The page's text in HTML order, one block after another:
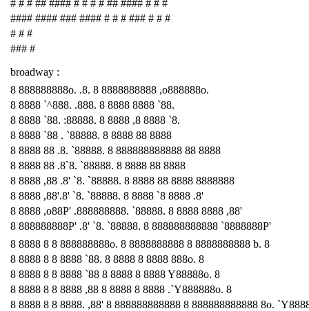
# # # ## #### # # # # ## #### # # #
#### #### ### #### # # # ### # # #
# # #
### #
broadway :
8 888888888o. .8. 8 8888888888 ,o888888o.
8 8888 `^888. .888. 8 8888 8888 `88.
8 8888 `88. :88888. 8 8888 ,8 8888 `8.
8 8888 `88 . `88888. 8 8888 88 8888
8 8888 88 .8. `88888. 8 888888888888 88 8888
8 8888 88 .8`8. `88888. 8 8888 88 8888
8 8888 ,88 .8' `8. `88888. 8 8888 88 8888 8888888
8 8888 ,88'.8' `8. `88888. 8 8888 `8 8888 .8'
8 8888 ,o88P' .888888888. `88888. 8 8888 8888 ,88'
8 888888888P' .8' `8. `88888. 8 888888888888 `8888888P'
8 8888 8 8 888888888o. 8 8888888888 8 8888888888 b. 8
8 8888 8 8 8888 `88. 8 8888 8 8888 888o. 8
8 8888 8 8 8888 `88 8 8888 8 8888 Y88888o. 8
8 8888 8 8 8888 ,88 8 8888 8 8888 .`Y888888o. 8
8 8888 8 8 8888. ,88' 8 888888888888 8 888888888888 8o.